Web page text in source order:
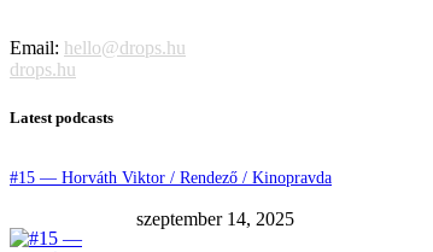
Email: hello@drops.hu
drops.hu
Latest podcasts
#15 — Horváth Viktor / Rendező / Kinopravda
szeptember 14, 2025